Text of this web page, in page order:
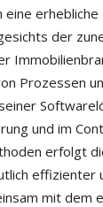
eine
der
Prozessen
und im
erfolgt
effizienter
mit dem